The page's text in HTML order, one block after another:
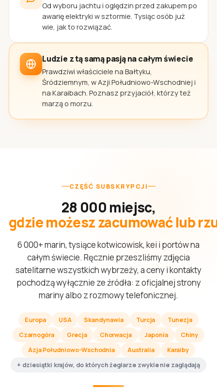
Od wyboru jachtu i oględzin przed zakupem po
awarię elektryki w sztormie. Tysiąc osób już
wie, jak to rozwiązać.
Ludzie z tą samą pasją na całym świecie
Prawdziwi właściciele na Bałtyku,
Śródziemnym, w Azji Południowo-Wschodniej i
na Karaibach. Poznasz przyjaciół, którzy też
marzą o morzu.
CZĘŚĆ SUBSKRYPCJI
28 000 miejsc,
gdzie możesz zacumować lub
6 000+ marin, tysiące kotwicowisk, kei i portów na
całym świecie. Ręcznie przeszliśmy zdjęcia
satelitarne wszystkich wybrzeży, a ceny i kontakty
pochodzą wyłącznie ze źródła: z oficjalnej strony
mariny albo z rozmowy telefonicznej.
Europa USA Skandynawia Turcja
Tunezja
Czarnogóra
Grecja Chorwacja Japonia
Chiny
Azja Południowo-Wschodnia
Australia
Karaiby
+ dziesiątki krajów, do których żeglarze zwykle nie zaglądają